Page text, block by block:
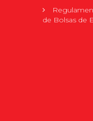
de Bolsas de